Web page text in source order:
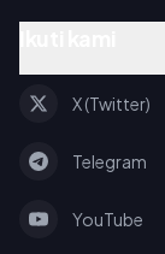
X (Twitter)
Telegram
YouTube